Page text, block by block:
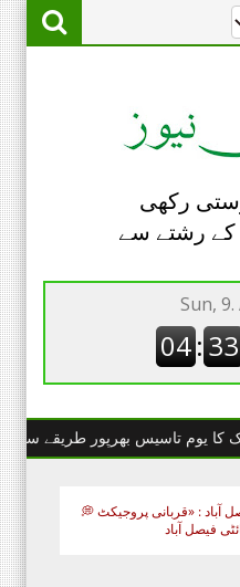
رکھی
کے رشتے سے
بھرپور طریقے سے منایا گیا۔
آباد : «قربانی پروجیکٹ 💭